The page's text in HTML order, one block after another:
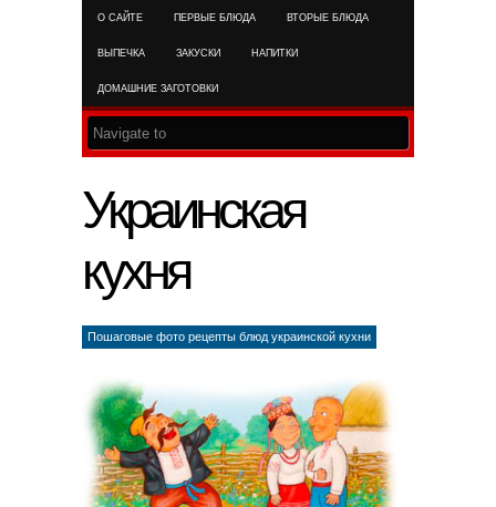
О САЙТЕ ПЕРВЫЕ БЛЮДА ВТОРЫЕ БЛЮДА
ВЫПЕЧКА ЗАКУСКИ НАПИТКИ
ДОМАШНИЕ ЗАГОТОВКИ
Украинская
кухня
Пошаговые фото рецепты блюд украинской кухни